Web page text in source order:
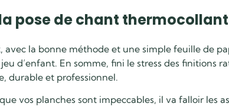
pose de chant thermocollant
avec la bonne méthode et une simple feuille de
d’enfant. En somme, fini le stress des finitions
durable et professionnel.
vos planches sont impeccables, il va falloir les